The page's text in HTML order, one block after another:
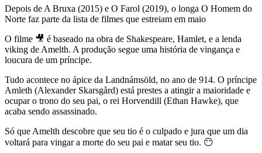
Depois de A Bruxa (2015) e O Farol (2019), o longa O Homem do
Norte faz parte da lista de filmes que estreiam em maio
O filme 🎥 é baseado na obra de Shakespeare, Hamlet, e a lenda
viking de Amelth. A produção segue uma história de vingança e
loucura de um príncipe.
Tudo acontece no ápice da Landnámsöld, no ano de 914. O príncipe
Amleth (Alexander Skarsgård) está prestes a atingir a maioridade e
ocupar o trono do seu pai, o rei Horvendill (Ethan Hawke), que
acaba sendo assassinado.
Só que Amelth descobre que seu tio é o culpado e jura que um dia
voltará para vingar a morte do seu pai e matar seu tio. 😶